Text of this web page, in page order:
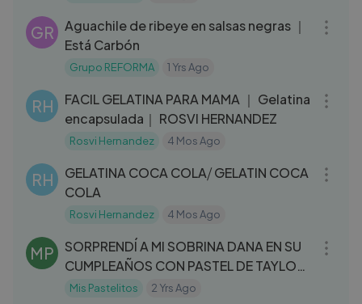
GR
Aguachile de ribeye en salsas negras ｜
Está Carbón
Grupo REFORMA 1 Yrs Ago
RH
FACIL GELATINA PARA MAMA ｜ Gelatina
encapsulada｜ ROSVI HERNANDEZ
Rosvi Hernandez 4 Mos Ago
RH
GELATINA COCA COLA⧸ GELATIN COCA
COLA
Rosvi Hernandez 4 Mos Ago
MP
SORPRENDÍ A MI SOBRINA DANA EN SU
CUMPLEAÑOS CON PASTEL DE TAYLOR
SWIFT ｜ MIS PASTELITOS
Mis Pastelitos 2 Yrs Ago